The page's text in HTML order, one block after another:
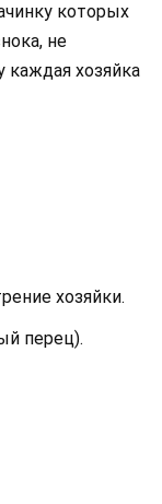
которых
не
каждая хозяйка
хозяйки.
перец).